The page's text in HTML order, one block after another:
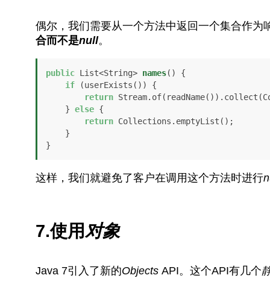
偶尔，我们需要从一个方法中返回一个集合作
合而不是null。
public List<String> names()
{
if (userExists()) {
return
    }
else {
return Collections.emptyList();
}
这样，我们就避免了客户在调用这个方法时进行
7.使用对象
Java 7引入了新的Objects API。这个API有几个